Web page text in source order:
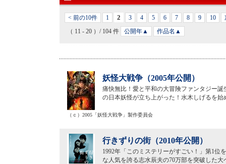
< 前の10件 1 2 3 4 5 6 7 8 9 10
（ 11 - 20 ）/ 104 件
公開年▲ 作品名▲
妖怪大戦争（2005年公開）
痛快無比！愛と平和の大冒険ファンタジー
の日本妖怪が立ち上がった！水木しげるを
（ｃ）2005「妖怪大戦争」製作委員会
行きずりの街（2010年公開）
1992年「このミステリーがすごい！」第1位
な人気を誇る志水辰夫の70万部を突破した